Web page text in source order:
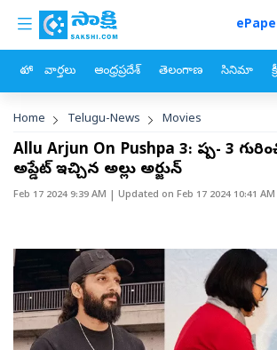
Skip to main content
custom menu
హోం వార్తలు ఆంధ్రప్రదేశ్ తెలంగాణ సినిమా
Breadcrumb
Home Telugu-News Movies
Allu Arjun On Pushpa 3: పుష్ప- 3
అప్డేట్‌ ఇచ్చిన అల్లు అర్జున్‌
Feb 17 2024 9:39 AM | Updated on Feb 17 2024 10:41 AM